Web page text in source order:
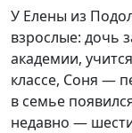
У Елены из
взрослые: дочь
академии,
классе, Соня —
в семье
недавно —